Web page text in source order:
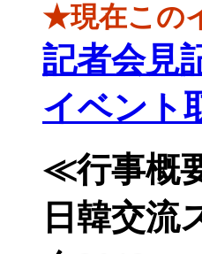
★現在この
記者会見
イベント
≪行事概
日韓交